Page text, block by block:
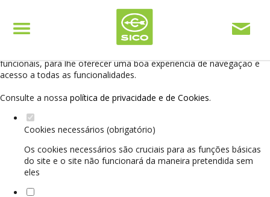
Defina as suas preferências de cookies para este
website.
funcionais, para lhe oferecer uma boa experiência de navegação e
acesso a todas as funcionalidades.
Consulte a nossa política de privacidade e de Cookies.
Cookies necessários (obrigatório)
Os cookies necessários são cruciais para as funções básicas
do site e o site não funcionará da maneira pretendida sem
eles